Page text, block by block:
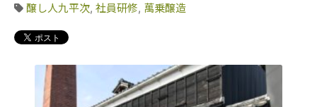
醸し人九平次, 社員研修, 萬乗醸造